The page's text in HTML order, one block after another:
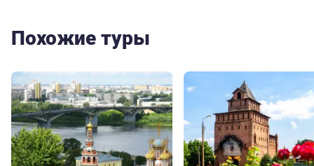
Похожие туры